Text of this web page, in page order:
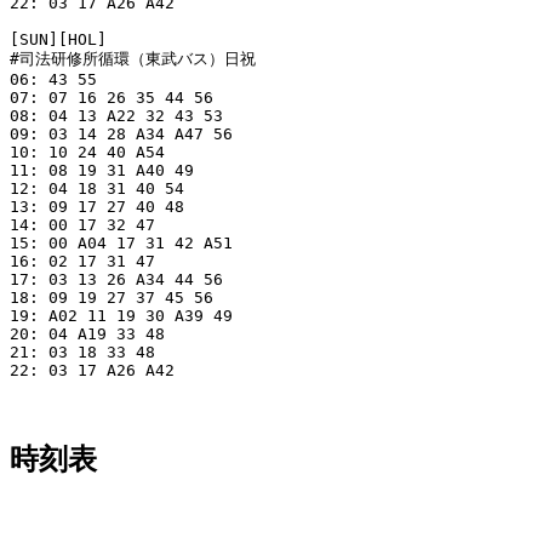
[SUN][HOL]
#司法研修所循環（東武バス）日祝
06: 43 55
07: 07 16 26 35 44 56
08: 04 13 A22 32 43 53
09: 03 14 28 A34 A47 56
10: 10 24 40 A54
11: 08 19 31 A40 49
12: 04 18 31 40 54
13: 09 17 27 40 48
14: 00 17 32 47
15: 00 A04 17 31 42 A51
16: 02 17 31 47
17: 03 13 26 A34 44 56
18: 09 19 27 37 45 56
19: A02 11 19 30 A39 49
20: 04 A19 33 48
21: 03 18 33 48
22: 03 17 A26 A42
時刻表